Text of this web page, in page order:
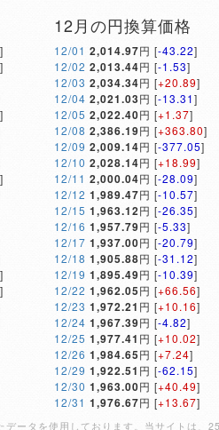
]
]
]
]
]
]
12月の円換算価格
12/01 2,014.97円 [-43.22]
12/02 2,013.44円 [-1.53]
12/03 2,034.34円 [+20.89]
12/04 2,021.03円 [-13.31]
12/05 2,022.40円 [+1.37]
12/08 2,386.19円 [+363.80]
12/09 2,009.14円 [-377.05]
12/10 2,028.14円 [+18.99]
12/11 2,000.04円 [-28.09]
12/12 1,989.47円 [-10.57]
12/15 1,963.12円 [-26.35]
12/16 1,957.79円 [-5.33]
12/17 1,937.00円 [-20.79]
12/18 1,905.88円 [-31.12]
12/19 1,895.49円 [-10.39]
12/22 1,962.05円 [+66.56]
12/23 1,972.21 円 [+10.16]
12/24 1,967.39円 [-4.82]
12/25 1,977.41 円 [+10.02]
12/26 1,984.65円 [+7.24]
12/29 1,922.51 円 [-62.15]
12/30 1,963.00円 [+40.49]
12/31 1,976.67円 [+13.67]
ータを使用しております。当サイトは、